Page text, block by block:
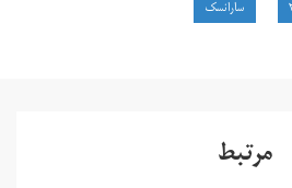
سارانسک
مرتبط